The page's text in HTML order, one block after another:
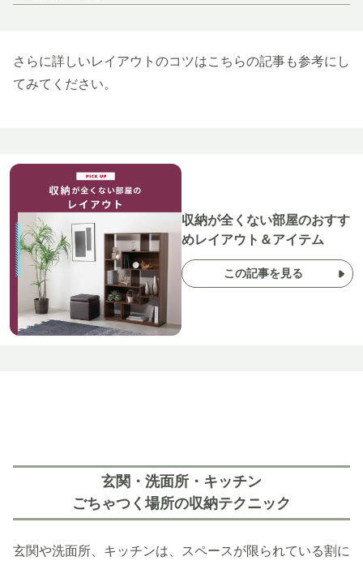
さらに詳しいレイアウトのコツはこちらの記事も参考にし
てみてください。
収納が全くない部屋のおすす
めレイアウト＆アイテム
この記事を見る
玄関・洗面所・キッチン
ごちゃつく場所の収納テクニック
玄関や洗面所、キッチンは、スペースが限られている割に